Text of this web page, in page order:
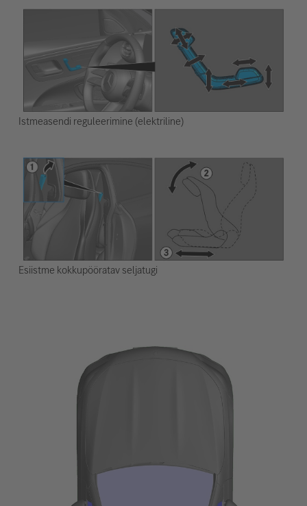
Istmeasendi reguleerimine (elektriline)
Esiistme kokkupööratav seljatugi